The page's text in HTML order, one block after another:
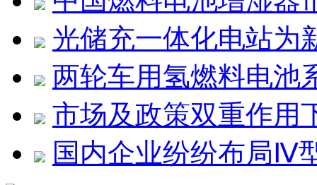
光储充一体化电站为
两轮车用氢燃料电池
市场及政策双重作用
国内企业纷纷布局Ⅳ